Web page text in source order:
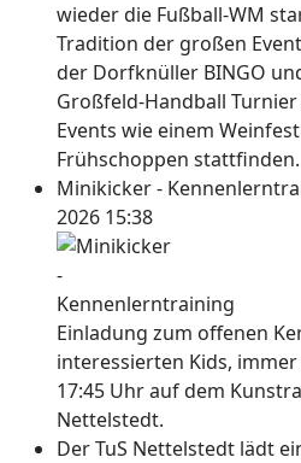
wieder die Fußball-WM
Tradition der großen
der Dorfknüller BINGO
Großfeld-Handball
Events wie einem
Frühschoppen stattfinden.
Minikicker -
2026 15:38
Einladung zum offenen
interessierten Kids, immer
17:45 Uhr auf dem
Nettelstedt.
Der TuS Nettelstedt lädt